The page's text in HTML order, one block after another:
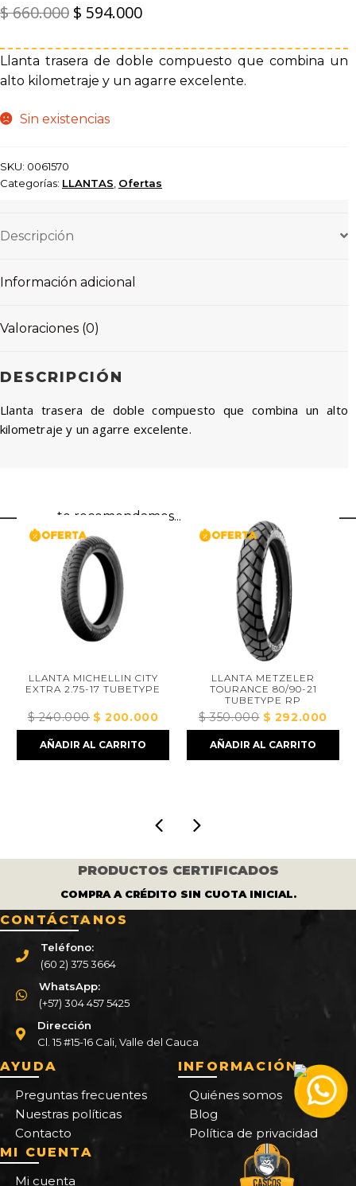
$660.000 El
original
era:
$ 660.000.
$ 594.000El
actual
es:
Llanta trasera de doble compuesto que combina un
alto kilometraje y un agarre excelente.
Sin existencias
SKU: 0061570
Categorías: LLANTAS Ofertas
Descripción
Información adicional
Valoraciones (0)
DESCRIPCIÓN
Llanta trasera de doble compuesto que combina un alto
kilometraje y un agarre excelente.
te recomendamos...
LLANTA MICHELLIN CITY
EXTRA 2.75-17 TUBETYPE
$240.000 El
precio
original
$ 200.000El
precio
AÑADIR AL CARRITO
LLANTA METZELER
TOURANCE 80/90-21
TUBETYPE RP
$350.000 El
precio
original
$ 292.000El
AÑADIR AL CARRITO
PRODUCTOS CERTIFICADOS
COMPRA A CRÉDITO SIN CUOTA INICIAL.
CONTÁCTANOS
Teléfono:
(60 2) 375 3664
WhatsApp:
(+57) 304 457 5425
Dirección
Cl. 15 #15-16 Cali, Valle del Cauca
AYUDA
Preguntas frecuentes
Nuestras políticas
Contacto
INFORMACIÓN
Quiénes somos
Blog
Política de privacidad
MI CUENTA
Mi cuenta